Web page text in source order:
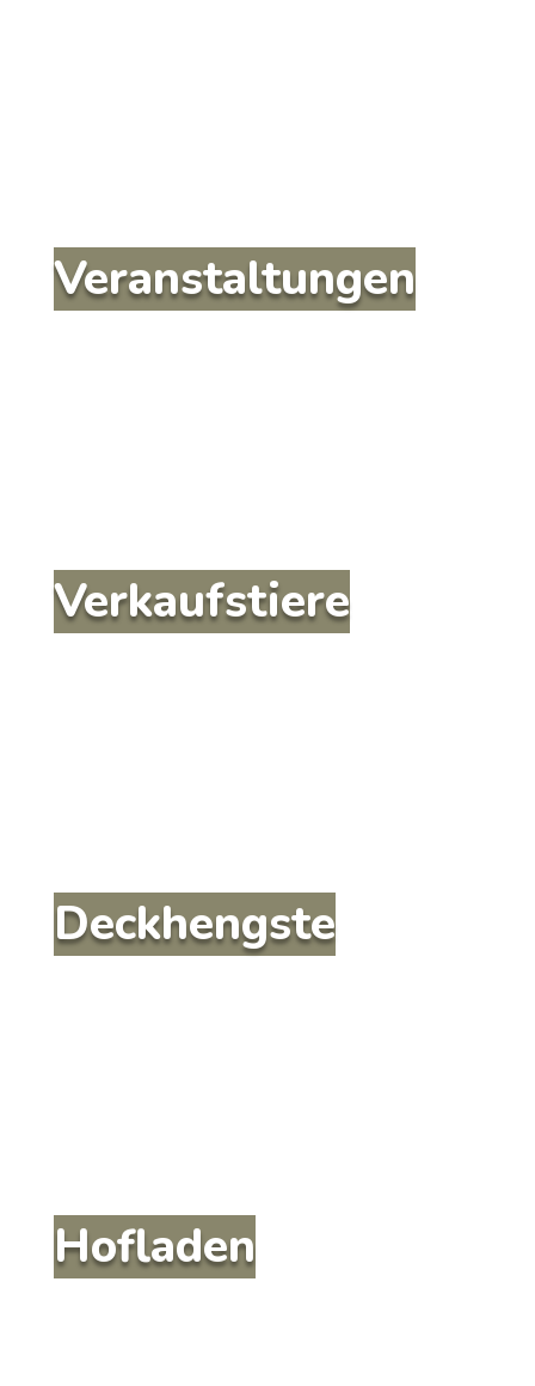
Veranstaltungen
Verkaufstiere
Deckhengste
Hofladen